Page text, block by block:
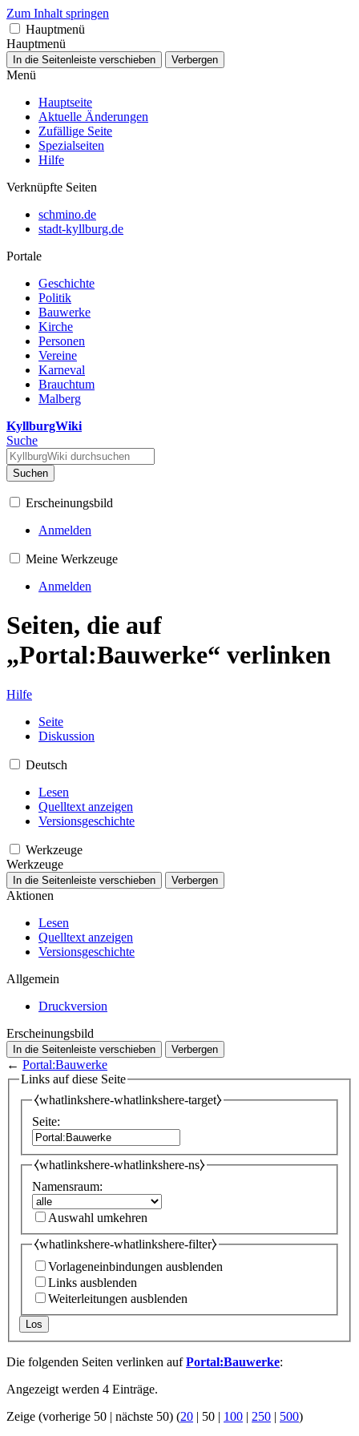
Zum Inhalt springen
Hauptmenü
Hauptmenü
In die Seitenleiste verschieben Verbergen
Menü
Hauptseite
Aktuelle Änderungen
Zufällige Seite
Spezialseiten
Hilfe
Verknüpfte Seiten
schmino.de
stadt-kyllburg.de
Portale
Geschichte
Politik
Bauwerke
Kirche
Personen
Vereine
Karneval
Brauchtum
Malberg
KyllburgWiki
Suche
Suchen
Erscheinungsbild
Anmelden
Meine Werkzeuge
Anmelden
Seiten, die auf
„Portal:Bauwerke“ verlinken
Hilfe
Seite
Diskussion
Deutsch
Lesen
Quelltext anzeigen
Versionsgeschichte
Werkzeuge
Werkzeuge
In die Seitenleiste verschieben Verbergen
Aktionen
Lesen
Quelltext anzeigen
Versionsgeschichte
Allgemein
Druckversion
Erscheinungsbild
In die Seitenleiste verschieben Verbergen
← Portal:Bauwerke
Links auf diese Seite
⧼whatlinkshere-whatlinkshere-target⧽
Seite:
⧼whatlinkshere-whatlinkshere-ns⧽
Namensraum:
Auswahl umkehren
⧼whatlinkshere-whatlinkshere-filter⧽
Vorlageneinbindungen ausblenden
Links ausblenden
Weiterleitungen ausblenden
Los
Die folgenden Seiten verlinken aufPortal:Bauwerke:
Angezeigt werden 4 Einträge.
Zeige (vorherige 50 | nächste 50) (20 | 50 | 100 | 250 | 500)